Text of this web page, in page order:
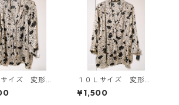
サイズ 変形ド
柄 ボウタイ
ス オフホワイ
１０Ｌサイズ 変形ド
ット 花柄 ボウタイ
ブラウス オフホワイ
¥1,500